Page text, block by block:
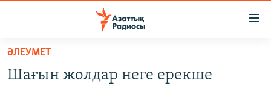
Skip
main
ӘЛЕУМЕТ
Шағын жолдар неге ерекше